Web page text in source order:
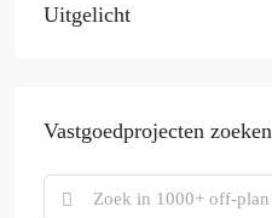
Uitgelicht
Vastgoedprojecten zoeken